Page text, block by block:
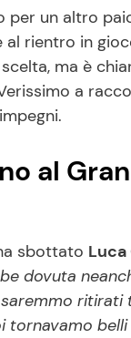
un altro
rientro in
ma è
a
al
sbottato Luca
dovuta
ritirati